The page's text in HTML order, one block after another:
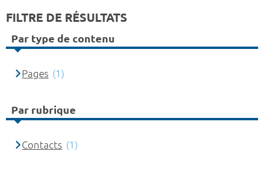
FILTRE DE RÉSULTATS
Par type de contenu
Pages (1)
Par rubrique
Contacts (1)